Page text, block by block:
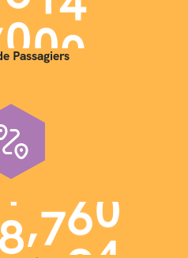
000
Passagiers
0,000